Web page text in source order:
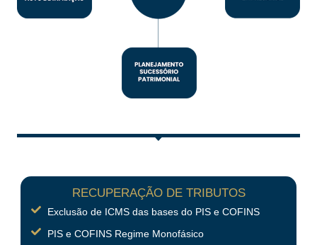
RECUPERAÇÃO DE TRIBUTOS
Exclusão de ICMS das bases do PIS e COFINS
PIS e COFINS Regime Monofásico